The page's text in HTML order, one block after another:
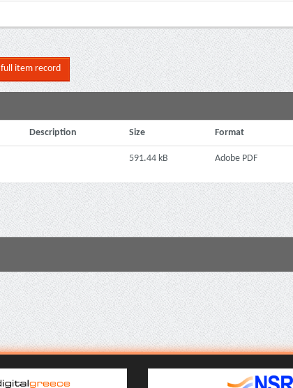
full item record
Description Size Format
591.44 kB Adobe PDF